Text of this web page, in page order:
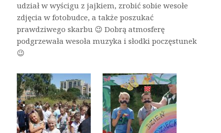
udział w wyścigu z jajkiem, zrobić sobie wesołe
zdjęcia w fotobudce, a także poszukać
prawdziwego skarbu 😉 Dobrą atmosferę
podgrzewała wesoła muzyka i słodki poczęstunek
😉